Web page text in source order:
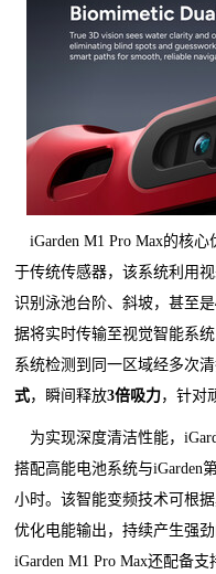
iGarden M1 Pro Max的核
于传统传感器，该系统利用
识别泳池台阶、斜坡，甚至是
据将实时传输至视觉智能系
系统检测到同一区域经多次
式，瞬间释放3倍吸力，针对
为实现深度清洁性能，
搭配高能电池系统与iGarden
小时。该智能变频技术可根
优化电能输出，持续产生强
iGarden M1 Pro Max还配备支